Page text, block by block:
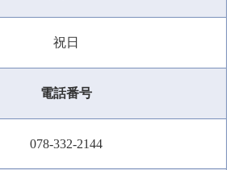
祝日
電話番号
078-332-2144